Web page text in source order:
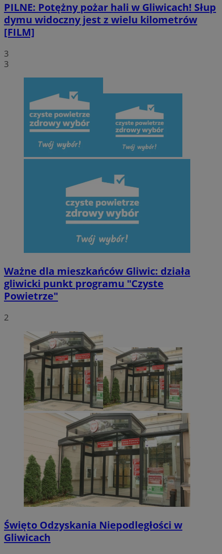
PILNE: Potężny pożar hali w Gliwicach! Słup
dymu widoczny jest z wielu kilometrów
[FILM]
3
3
Ważne dla mieszkańców Gliwic: działa
gliwicki punkt programu "Czyste
Powietrze"
2
Święto Odzyskania Niepodległości w
Gliwicach